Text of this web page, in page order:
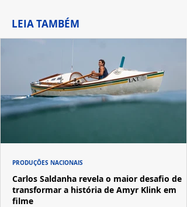
LEIA TAMBÉM
Carlos Saldanha revela o maior desafio de
transformar a história de Amyr Klink em
filme
PRODUÇÕES NACIONAIS